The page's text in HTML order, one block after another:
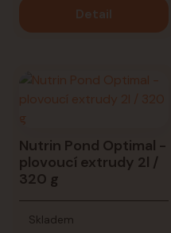
Detail
Nutrin Pond Optimal -
plovoucí extrudy 2l /
320 g
Skladem